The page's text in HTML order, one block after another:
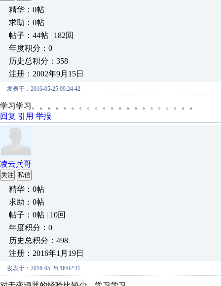
精华：0帖
求助：0帖
帖子：44帖 | 182回
年度积分：0
历史总积分：358
注册：2002年9月15日
发表于：2016-05-25 09:24:42
学习学习。。。。。。。。。。。。。。。。。。。。。
回复 引用 举报
凌云兵哥
关注 私信
精华：0帖
求助：0帖
帖子：0帖 | 10回
年度积分：0
历史总积分：498
注册：2016年1月19日
发表于：2016-05-26 16:02:31